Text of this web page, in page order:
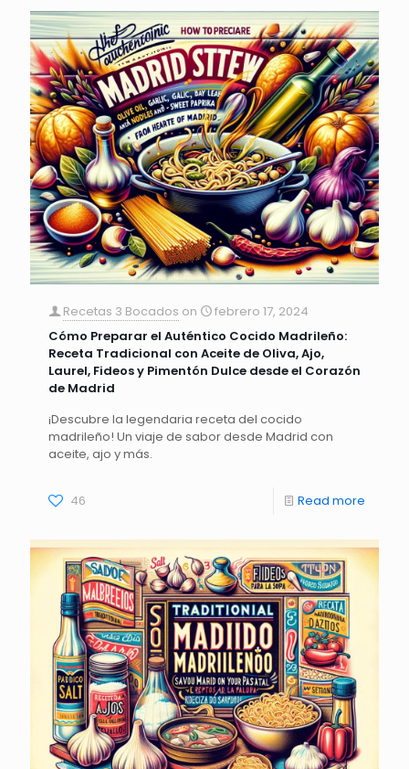
Recetas 3 Bocados on
febrero 17, 2024
Cómo Preparar el Auténtico Cocido Madrileño:
Receta Tradicional con Aceite de Oliva, Ajo,
Laurel, Fideos y Pimentón Dulce desde el Corazón
de Madrid
¡Descubre la legendaria receta del cocido
madrileño! Un viaje de sabor desde Madrid con
aceite, ajo y más.
46 Read more